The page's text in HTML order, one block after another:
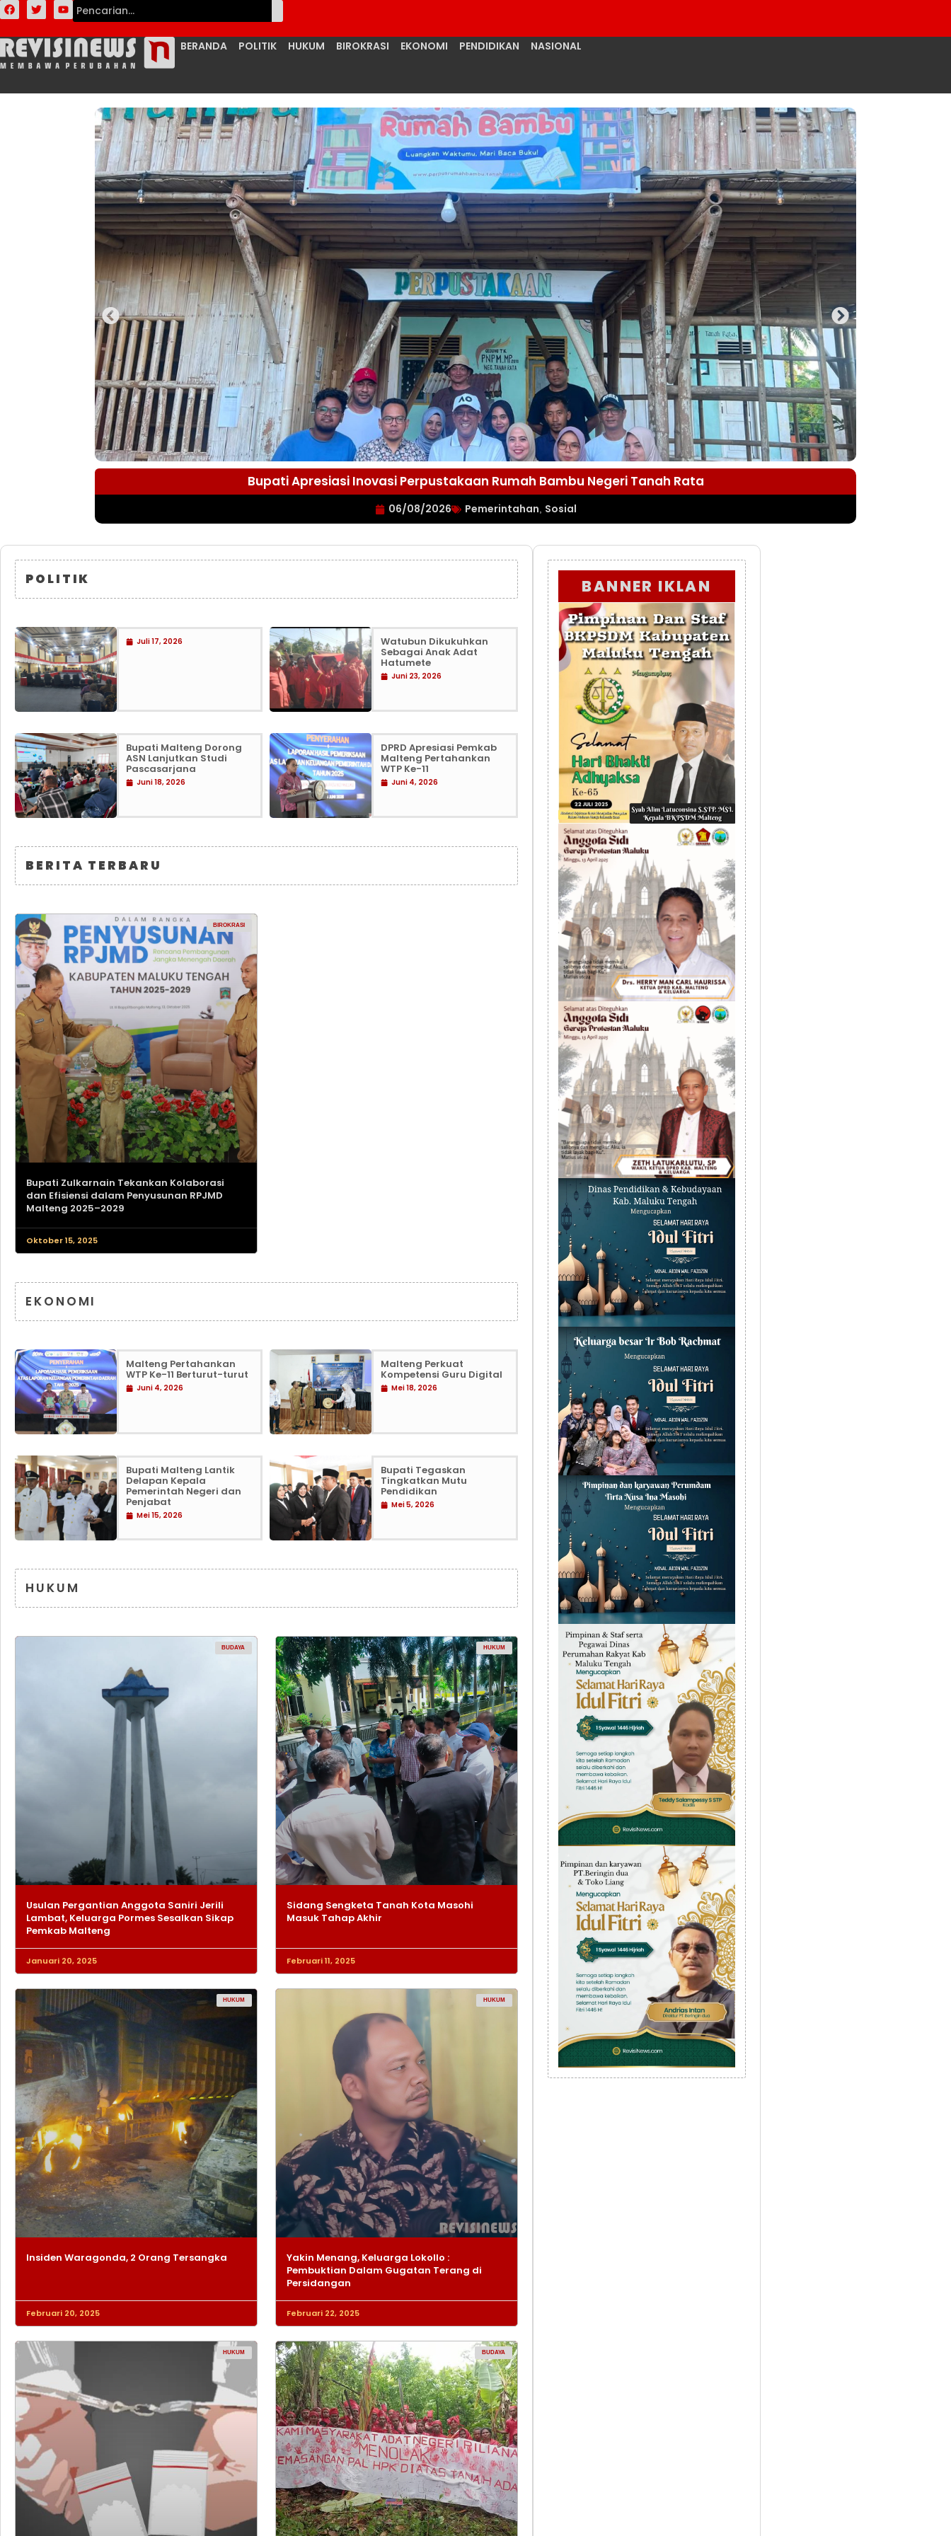
BERANDA POLITIK HUKUM BIROKRASI EKONOMI PENDIDIKAN NASIONAL
Bupati Apresiasi Inovasi Perpustakaan Rumah Bambu Negeri Tanah Rata
06/08/2026 Pemerintahan Sosial
POLITIK
Juli 17, 2026 Watubun Dikukuhkan
Sebagai Anak Adat
Hatumete
Juni 23, 2026
Bupati Malteng Dorong
ASN Lanjutkan Studi
Pascasarjana
Juni 18, 2026
DPRD Apresiasi Pemkab
Malteng Pertahankan
WTP Ke-11
Juni 4, 2026
BERITA TERBARU
BIROKRASI
Bupati Zulkarnain Tekankan Kolaborasi
dan Efisiensi dalam Penyusunan RPJMD
Malteng 2025–2029
Oktober 15, 2025
EKONOMI
Malteng Pertahankan
WTP Ke-11 Berturut-turut
Juni 4, 2026
Malteng Perkuat
Kompetensi Guru Digital
Mei 18, 2026
Bupati Malteng Lantik
Delapan Kepala
Pemerintah Negeri dan
Penjabat
Mei 15, 2026
Bupati Tegaskan
Tingkatkan Mutu
Pendidikan
Mei 5, 2026
HUKUM
BUDAYA
Usulan Pergantian Anggota Saniri Jerili
Lambat, Keluarga Pormes Sesalkan Sikap
Pemkab Malteng
Januari 20, 2025
HUKUM
Sidang Sengketa Tanah Kota Masohi
Masuk Tahap Akhir
Februari 11, 2025
HUKUM
Insiden Waragonda, 2 Orang Tersangka
Februari 20, 2025
HUKUM
Yakin Menang, Keluarga Lokollo :
Pembuktian Dalam Gugatan Terang di
Persidangan
Februari 22, 2025
HUKUM BUDAYA
BANNER IKLAN